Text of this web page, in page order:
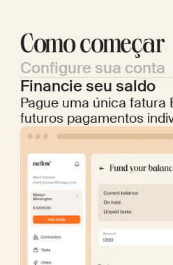
Como começar
Configure sua conta
Financie seu saldo
Pague uma única fatura
futuros pagamentos